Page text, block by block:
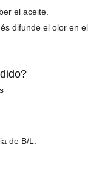
el aceite.
difunde el oloren
de B/L.